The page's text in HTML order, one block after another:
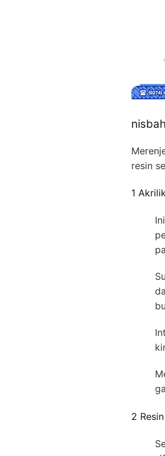
resin
1 Akrilik
2 Resin